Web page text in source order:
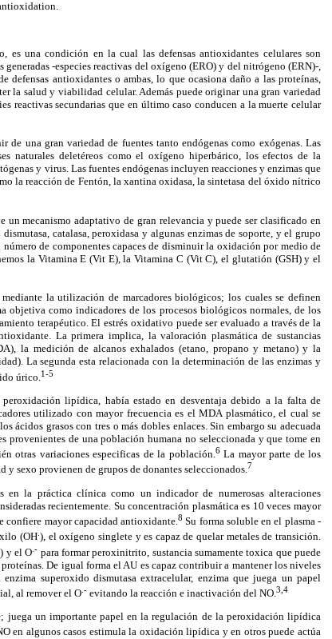
una condición en la cual las defensas antioxidantes celulares son
-especies reactivas del oxígeno (ERO) y del nitrógeno (ERN)-,
antioxidantes o ambas, lo que ocasiona daño a las proteínas,
la salud y viabilidad celular. Además puede originar una gran variedad
reactivas secundarias que en último caso conducen a la muerte celular
de una gran variedad de fuentes tanto endógenas como exógenas. Las
naturales deletéreos como el oxígeno hiperbárico, los efectos de la
y virus. Las fuentes endógenas incluyen reacciones y enzimas que
la reacción de Fentón, la xantina oxidasa, la sintetasa del óxido nítrico
mecanismo adaptativo de gran relevancia y puede ser clasificado en
catalasa, peroxidasa y algunas enzimas de soporte, y el grupo
de componentes capaces de disminuir la oxidación por medio de
la Vitamina E (Vit E), la Vitamina C (Vit C), el glutatión (GSH) y el
la utilización de marcadores biológicos; los cuales se definen
objetiva como indicadores de los procesos biológicos normales, de los
terapéutico. El estrés oxidativo puede ser evaluado a través de la
La primera implica, la valoración plasmática de sustancias
la medición de alcanos exhalados (etano, propano y metano) y la
La segunda esta relacionada con la determinación de las enzimas y
úrico. 1-5
lipídica, había estado en desventaja debido a la falta de
utilizado con mayor frecuencia es el MDA plasmático, el cual se
grasos con tres o más dobles enlaces. Sin embargo su adecuada
de una población humana no seleccionada y que tome en
otras variaciones especificas de la población.6La mayor parte de los
y sexo provienen de grupos de donantes seleccionados.7
la práctica clínica como un indicador de numerosas alteraciones
recientemente. Su concentración plasmática es 10 veces mayor
confiere mayor capacidad antioxidante.8 Su forma soluble en el plasma -
(OH .), el oxígeno singlete y es capaz de quelar metales de transición.
y el O .- para formar peroxinitrito, sustancia sumamente toxica que puede
De igual forma el AU es capaz contribuir a mantener los niveles
superoxido dismutasa extracelular, enzima que juega un papel
al remover el O .- evitando la reacción e inactivación del NO. 3,4
juega un importante papel en la regulación de la peroxidación lipídica
en algunos casos estimula la oxidación lipídica y en otros puede actúa